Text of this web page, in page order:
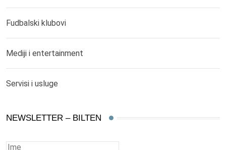
Fudbalski klubovi
Mediji i entertainment
Servisi i usluge
NEWSLETTER – BILTEN